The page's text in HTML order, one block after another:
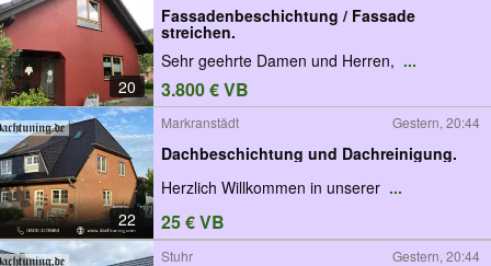
20
Fassadenbeschichtung / Fassade
streichen.
Sehr geehrte Damen und Herren, ...
3.800 € VB
22
Markranstädt Gestern, 20:44
Dachbeschichtung und Dachreinigung.
Herzlich Willkommen in unserer ...
25 € VB
Stuhr Gestern, 20:44